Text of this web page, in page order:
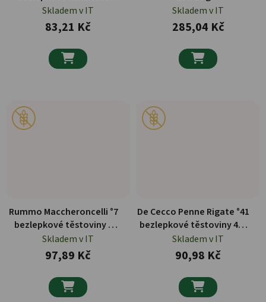
těstoviny 250 g
Skladem v IT
83,21 Kč

Skladem v IT
285,04 Kč

Rummo Maccheroncelli °7
bezlepkové těstoviny z
červené čočky 300 g
Skladem v IT
97,89 Kč

De Cecco Penne Rigate °41
bezlepkové těstoviny 400
g
Skladem v IT
90,98 Kč
